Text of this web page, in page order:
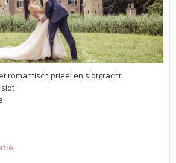
romantisch prieel en slotgracht